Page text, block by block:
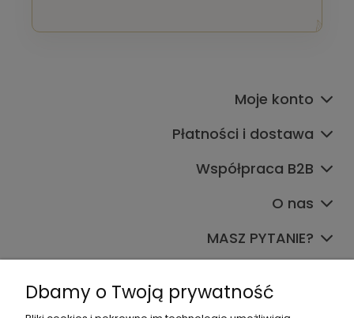
Moje konto
Płatności i dostawa
Współpraca B2B
O nas
MASZ PYTANIE?
Dbamy o Twoją prywatność